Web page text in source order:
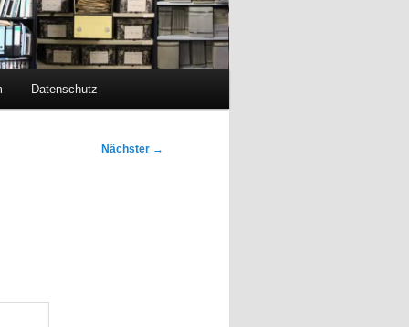
Datenschutz
Nächster →